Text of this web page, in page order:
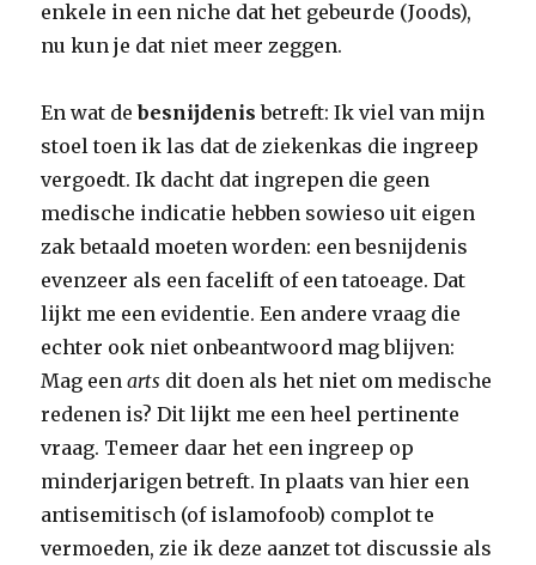
enkele in een niche dat het gebeurde (Joods),
nu kun je dat niet meer zeggen.
En wat debesnijdenis betreft: Ik viel van mijn
stoel toen ik las dat de ziekenkas die ingreep
vergoedt. Ik dacht dat ingrepen die geen
medische indicatie hebben sowieso uit eigen
zak betaald moeten worden: een besnijdenis
evenzeer als een facelift of een tatoeage. Dat
lijkt me een evidentie. Een andere vraag die
echter ook niet onbeantwoord mag blijven:
Mag eenarts dit doen als het niet om medische
redenen is? Dit lijkt me een heel pertinente
vraag. Temeer daar het een ingreep op
minderjarigen betreft. In plaats van hier een
antisemitisch (of islamofoob) complot te
vermoeden, zie ik deze aanzet tot discussie als